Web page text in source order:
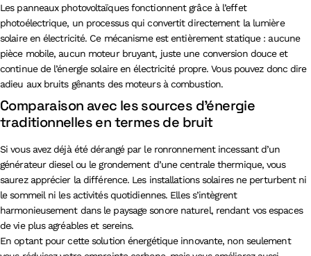
Les panneaux photovoltaïques fonctionnent grâce à l’effet
photoélectrique, un processus qui convertit directement la lumière
solaire en électricité. Ce mécanisme est entièrement statique : aucune
pièce mobile, aucun moteur bruyant, juste une conversion douce et
continue de l’énergie solaire en électricité propre. Vous pouvez donc dire
adieu aux bruits gênants des moteurs à combustion.
Comparaison avec les sources d’énergie
traditionnelles en termes de bruit
Si vous avez déjà été dérangé par le ronronnement incessant d’un
générateur diesel ou le grondement d’une centrale thermique, vous
saurez apprécier la différence. Les installations solaires ne perturbent ni
le sommeil ni les activités quotidiennes. Elles s’intègrent
harmonieusement dans le paysage sonore naturel, rendant vos espaces
de vie plus agréables et sereins.
En optant pour cette solution énergétique innovante, non seulement